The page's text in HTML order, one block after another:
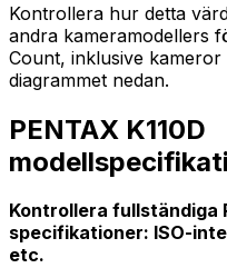
Kontrollera hur detta
andra kameramodellers
Count, inklusive
diagrammet nedan.
PENTAX K110D
Kontrollera fullständiga
specifikationer: ISO-
etc.